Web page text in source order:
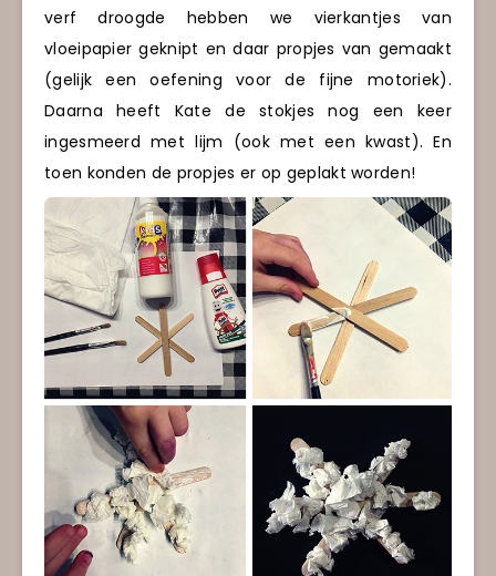
verf droogde hebben we vierkantjes van
vloeipapier geknipt en daar propjes van gemaakt
(gelijk een oefening voor de fijne motoriek).
Daarna heeft Kate de stokjes nog een keer
ingesmeerd met lijm (ook met een kwast). En
toen konden de propjes er op geplakt worden!